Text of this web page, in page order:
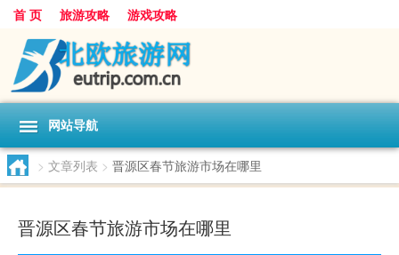
首 页 旅游攻略 游戏攻略
网站导航
> 文章列表 > 晋源区春节旅游市场在哪里
晋源区春节旅游市场在哪里